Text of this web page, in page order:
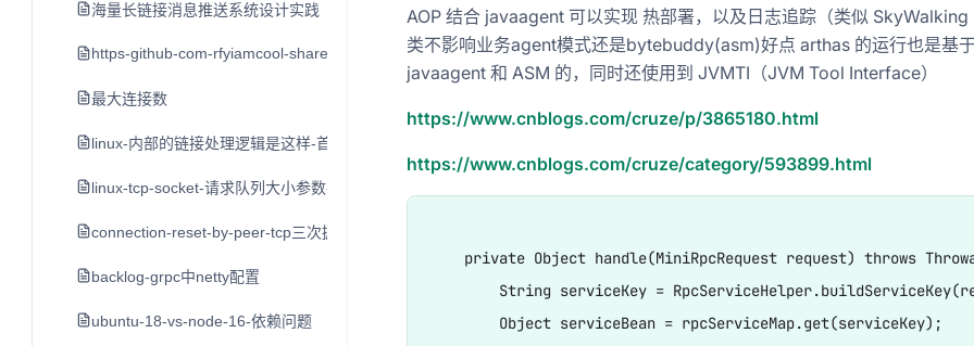
海量长链接消息推送系统设计实践
https-github-com-rfyiamcool-share-ppt
最大连接数
linux-内部的链接处理逻辑是这样-首先接到-syn-后-创立一个-sock-放入半连接队列-然后回复-syn-ack-三次握手完毕后-放入全链接队
linux-tcp-socket-请求队列大小参数-backlog
connection-reset-by-peer-tcp三次握手后服务端发送rst
backlog-grpc中netty配置
ubuntu-18-vs-node-16-依赖问题
AOP 结合 javaagent 可以实现 热部署，以及日志追踪（类似 SkyWalking
类不影响业务agent模式还是bytebuddy(asm)好点 arthas 的运行也是基
javaagent 和 ASM 的，同时还使用到 JVMTI（JVM Tool Interface）
https://www.cnblogs.com/cruze/p/3865180.html
https://www.cnblogs.com/cruze/category/593899.html
private Object handle(MiniRpcRequest request) throws
String serviceKey =
        Object serviceBean = rpcServiceMap.get(serviceKey);